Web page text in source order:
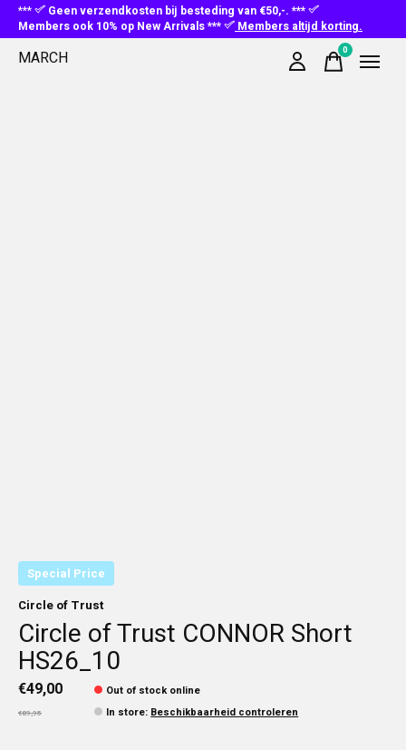
***
Geen verzendkosten bij besteding van €50,-. ***
Members ook 10% op New Arrivals ***
Members altijd korting.
MARCH 0items
Special Price
Circle of Trust
Circle of Trust CONNOR Short
HS26_10
€49,00
€89,95
Out of stock online
In store: Beschikbaarheid controleren